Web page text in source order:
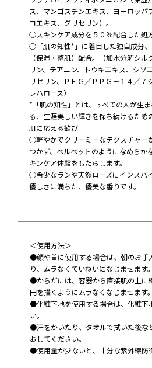
＜使用方法＞
●顔や首に使用する場合は、朝のお手
り、ムラなくていねいになじませます。
●からだには、容器から直接肌の上に
円を描くようにムラなくなじませます。
●化粧下地を使用する場合は、化粧下
い。
●汗をかいたり、タオルで拭いた後な
おしてください。
●使用量が少ないと、十分な紫外線防
ス、マンゴスチンエキス、ヨーロッパ
コエキス、グリセリン）。
○スキンケア成分を５０％配合した処
○「肌の知性*」に着目した独自成分
（保湿・整肌）配合。（加水分解シ
リン、テアニン、トウキエキス、シソ
リセリン、ＰＥＧ／ＰＰＧ－１４／７
レハロース）
*「肌の知性」とは、すべての人が生
る、生涯美しい輝きを保ち続けるため
肌に応える歓び
○軽やかでクリーミーなテクスチャー
つかず、ベルベットのようになめらか
キンケア体験をもたらします。
○希少なランや天然ローズにインスパ
優しさに満ちた、優美な香りです。